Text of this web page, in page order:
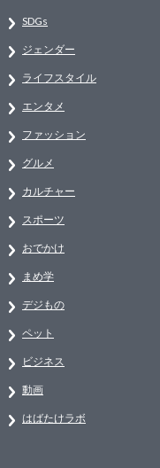
SDGs
ジェンダー
ライフスタイル
エンタメ
ファッション
グルメ
カルチャー
スポーツ
おでかけ
まめ学
デジもの
ペット
ビジネス
動画
はばたけラボ